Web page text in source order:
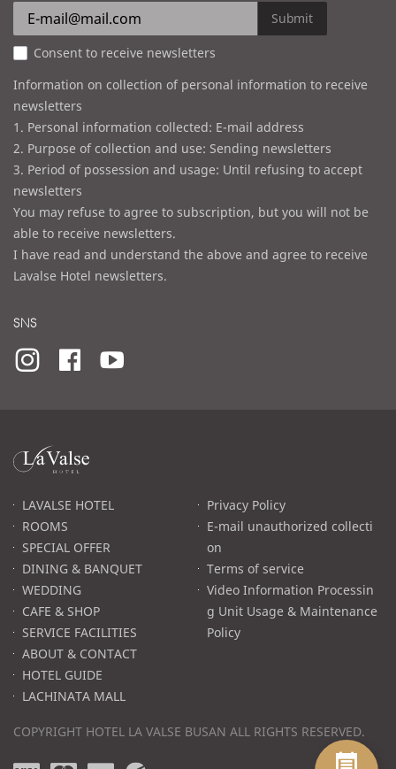
e
s
s
Submit
Consent to receive newsletters
Information on collection of personal information to receive
newsletters
1. Personal information collected: E-mail address
2. Purpose of collection and use: Sending newsletters
3. Period of possession and usage: Until refusing to accept
newsletters
You may refuse to agree to subscription, but you will not be
able to receive newsletters.
I have read and understand the above and agree to receive
Lavalse Hotel newsletters.
SNS
라
발
고LAVALSE HOTEL
ROOMS
SPECIAL OFFER
DINING & BANQUET
WEDDING
CAFE & SHOP
SERVICE FACILITIES
ABOUT & CONTACT
HOTEL GUIDE
LACHINATA MALL
Privacy Policy
E-mail unauthorized collecti
on
Terms of service
Video Information Processin
g Unit Usage & Maintenance
Policy
COPYRIGHT HOTEL LA VALSE BUSAN ALL RIGHTS RESERVED.
v
m p